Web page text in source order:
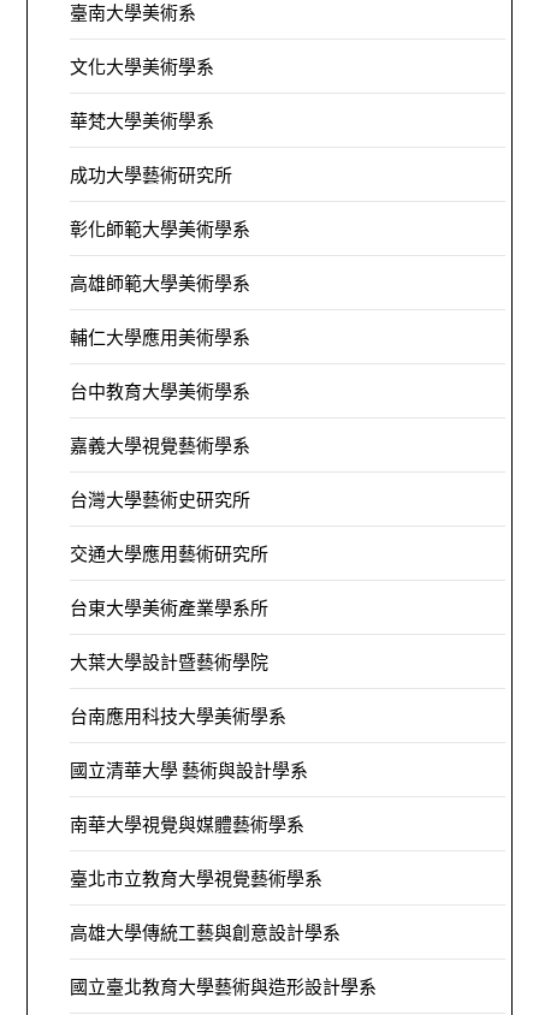
臺南大學美術系
文化大學美術學系
華梵大學美術學系
成功大學藝術研究所
彰化師範大學美術學系
高雄師範大學美術學系
輔仁大學應用美術學系
台中教育大學美術學系
嘉義大學視覺藝術學系
台灣大學藝術史研究所
交通大學應用藝術研究所
台東大學美術產業學系所
大葉大學設計暨藝術學院
台南應用科技大學美術學系
國立清華大學 藝術與設計學系
南華大學視覺與媒體藝術學系
臺北市立教育大學視覺藝術學系
高雄大學傳統工藝與創意設計學系
國立臺北教育大學藝術與造形設計學系